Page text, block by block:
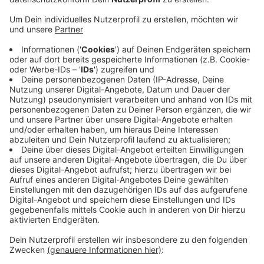
Wie kann man den Erdbeben-Opfern in der Türkei und
Syrien helfen? “Mit Geld für den Wiederaufbau!” - Das
sagt der Chefarzt der Kardiologie am Jung-Stilling-
Krankenhaus, Dursun Gündüz. Er war durch einen Zufall
während des Erdbebens vor Ort und zeigte sich im
Radio Siegen-Interview nach seiner Rückkehr nach
Siegen tief erschüttert von dem, was er erlebt und
gesehen hat.
Mittlerweile wird von mehr als 40.000 Toten
ausgegangen. Viele Überlebende stehen vor dem
Nichts. Gündüz appelliert an uns alle, weiter zu
spenden. Die nötigen Kontaktdaten findet Ihrhier.
Anzeige